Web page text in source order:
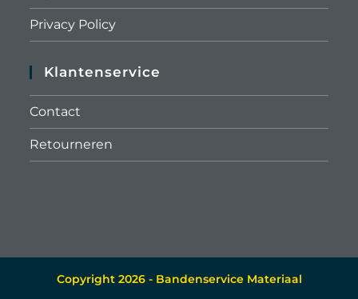
Privacy Policy
Klantenservice
Contact
Retourneren
Copyright 2026 - Bandenservice Materiaal